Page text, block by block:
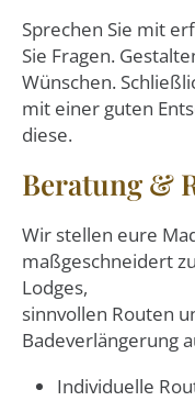
Sprechen Sie mit
Sie Fragen.
Wünschen.
mit einer guten
diese.
Beratung &
Wir stellen eure
maßgeschneidert
Lodges,
sinnvollen Routen
Badeverlängerung
Individuelle